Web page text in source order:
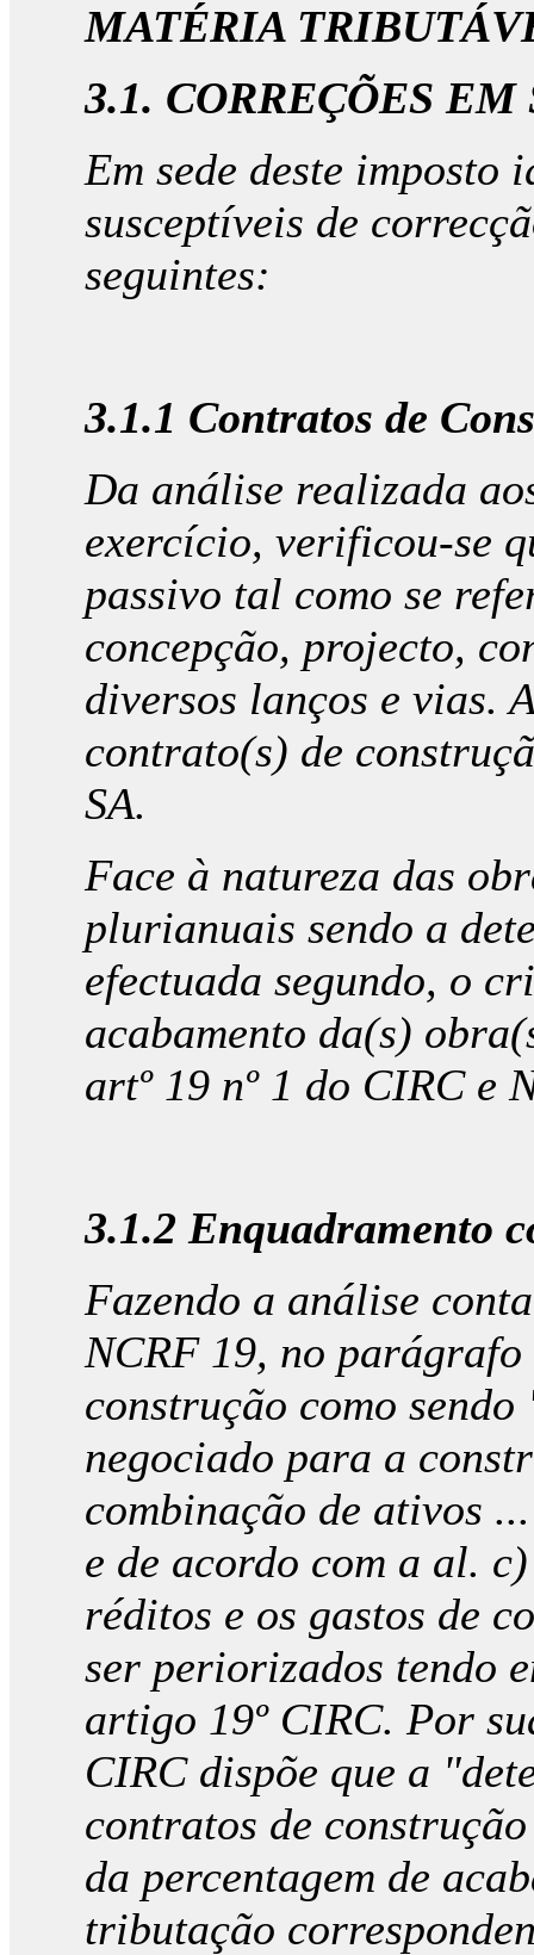
MATÉRIA
3.1. CORREÇÕES
Em sede deste
susceptíveis de
seguintes:
3.1.1 Contratos de
Da análise realizada
exercício, verificou-se
passivo tal como se
concepção, projecto,
diversos lanços e vias.
contrato(s) de
SA.
Face à natureza das
plurianuais sendo a
efectuada segundo, o
acabamento da(s)
artº 19 nº 1 do CIRC e
3.1.2 Enquadramento
Fazendo a análise
NCRF 19, no
construção como
negociado para a
combinação de ativos
e de acordo com a al.
réditos e os gastos de
ser periorizados tendo
artigo 19º CIRC. Por
CIRC dispõe que a
contratos de
da percentagem de
tributação